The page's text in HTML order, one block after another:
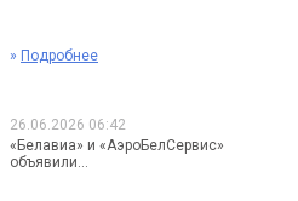
» Подробнее
26.06.2026 06:42
«Белавиа» и «АэроБелСервис»
объявили...